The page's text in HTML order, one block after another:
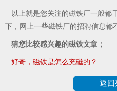
以上就是您关注的磁铁厂一般都
下，网上一些磁铁厂的招聘信息都
猜您比较感兴趣的磁铁文章；
好奇，磁铁是怎么充磁的？
返回